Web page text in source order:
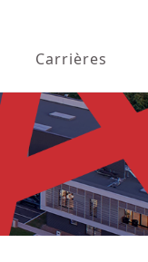
Carrières